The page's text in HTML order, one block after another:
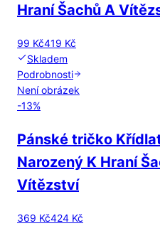
Hraní Šachů A
99 Kč419 Kč
Skladem
Podrobnosti
Není obrázek
-13%
Pánské tričko
Narozený K Hraní
Vítězství
369 Kč424 Kč